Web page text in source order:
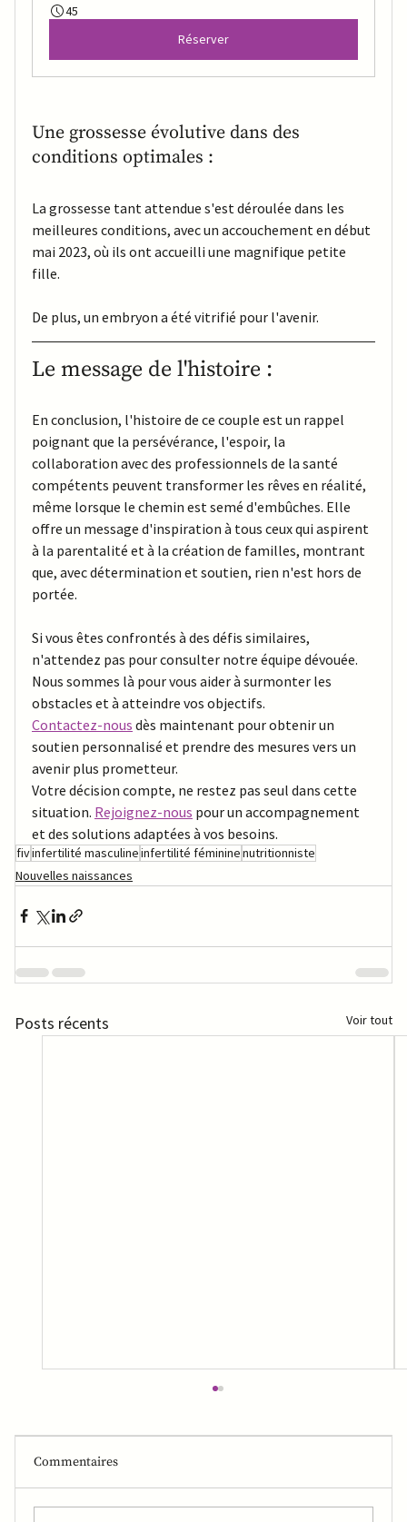
45
Réserver
Une grossesse évolutive dans des
conditions optimales :
La grossesse tant attendue s'est déroulée dans les
meilleures conditions, avec un accouchement en début
mai 2023, où ils ont accueilli une magnifique petite
fille.
De plus, un embryon a été vitrifié pour l'avenir.
Le message de l'histoire :
En conclusion, l'histoire de ce couple est un rappel
poignant que la persévérance, l'espoir, la
collaboration avec des professionnels de la santé
compétents peuvent transformer les rêves en réalité,
même lorsque le chemin est semé d'embûches. Elle
offre un message d'inspiration à tous ceux qui aspirent
à la parentalité et à la création de familles, montrant
que, avec détermination et soutien, rien n'est hors de
portée.
Si vous êtes confrontés à des défis similaires,
n'attendez pas pour consulter notre équipe dévouée.
Nous sommes là pour vous aider à surmonter les
obstacles et à atteindre vos objectifs.
Contactez-nous dès maintenant pour obtenir un
soutien personnalisé et prendre des mesures vers un
avenir plus prometteur.
Votre décision compte, ne restez pas seul dans cette
situation. Rejoignez-nous pour un accompagnement
et des solutions adaptées à vos besoins.
fivinfertilité masculineinfertilité fémininenutritionniste
Nouvelles naissances
Posts récents Voir tout
Commentaires